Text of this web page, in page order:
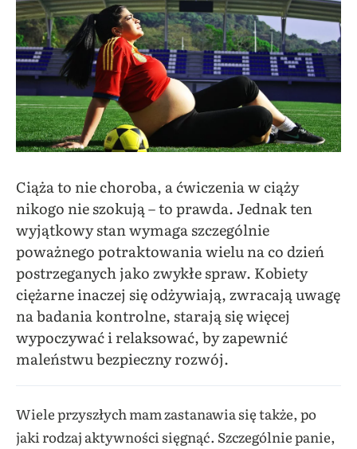
Ciąża to nie choroba, a ćwiczenia w ciąży
nikogo nie szokują – to prawda. Jednak ten
wyjątkowy stan wymaga szczególnie
poważnego potraktowania wielu na co dzień
postrzeganych jako zwykłe spraw. Kobiety
ciężarne inaczej się odżywiają, zwracają uwagę
na badania kontrolne, starają się więcej
wypoczywać i relaksować, by zapewnić
maleństwu bezpieczny rozwój.
Wiele przyszłych mam zastanawia się także, po
jaki rodzaj aktywności sięgnąć. Szczególnie panie,